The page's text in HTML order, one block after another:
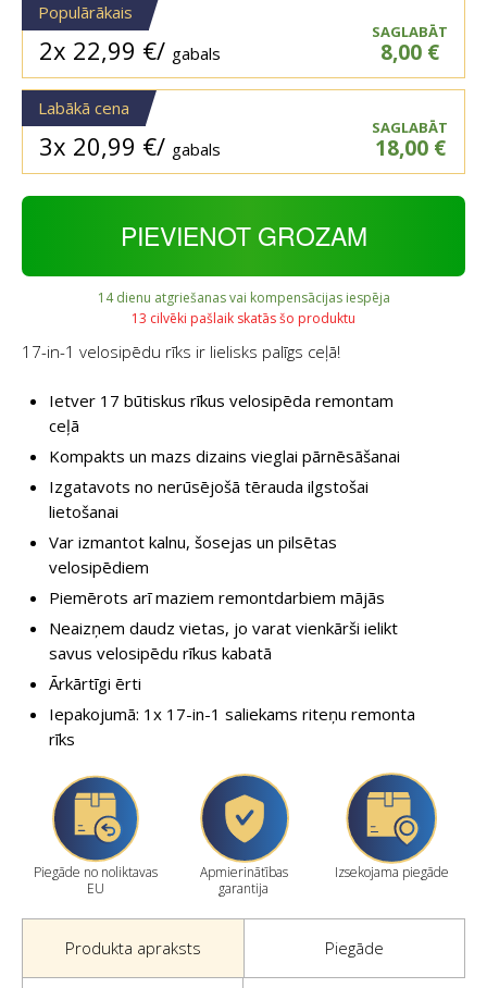
Populārākais
2x 22,99 €/ gabals
SAGLABĀT
8,00 €
Labākā cena
3x 20,99 €/ gabals
SAGLABĀT
18,00 €
PIEVIENOT GROZAM
14 dienu atgriešanas vai kompensācijas iespēja
13 cilvēki pašlaik skatās šo produktu
17-in-1 velosipēdu rīks ir lielisks palīgs ceļā!
Ietver 17 būtiskus rīkus velosipēda remontam
ceļā
Kompakts un mazs dizains vieglai pārnēsāšanai
Izgatavots no nerūsējošā tērauda ilgstošai
lietošanai
Var izmantot kalnu, šosejas un pilsētas
velosipēdiem
Piemērots arī maziem remontdarbiem mājās
Neaizņem daudz vietas, jo varat vienkārši ielikt
savus velosipēdu rīkus kabatā
Ārkārtīgi ērti
Iepakojumā: 1x 17-in-1 saliekams riteņu remonta
rīks
Piegāde no noliktavas
EU
Apmierinātības
garantija
Izsekojama piegāde
Produkta apraksts Piegāde